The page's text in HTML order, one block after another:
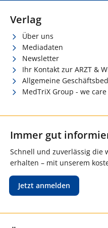
Verlag
Über uns
Mediadaten
Newsletter
Ihr Kontakt zur ARZT &
Allgemeine
MedTriX Group - we
Immer gut
Schnell und zuverlässig die
erhalten – mit unserem
Jetzt anmelden